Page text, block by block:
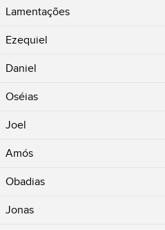
Lamentações
Ezequiel
Daniel
Oséias
Joel
Amós
Obadias
Jonas